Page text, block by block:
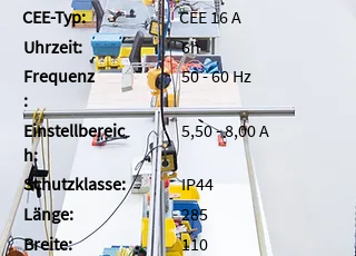
CEE-Typ:
Uhrzeit:
Frequenz
:
Einstellbereic
h:
Schutzklasse:
Länge:
Breite:
CEE 16 A
6h
50 - 60 Hz
5,50 - 8,00 A
IP44
285
110